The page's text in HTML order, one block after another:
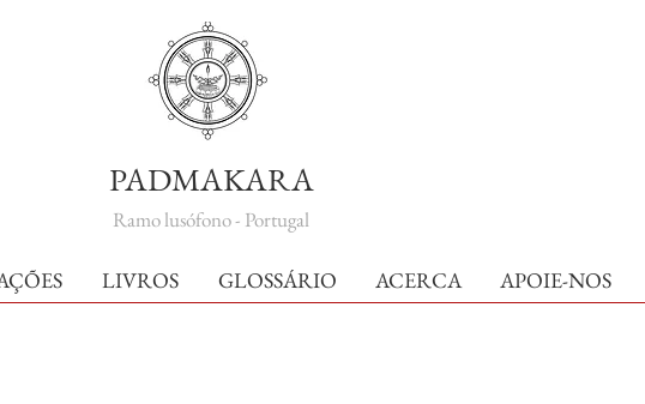
PADMAKARA
Ramo lusófono - Portugal
LIVROS GLOSSÁRIO ACERCA APOIE-NOS